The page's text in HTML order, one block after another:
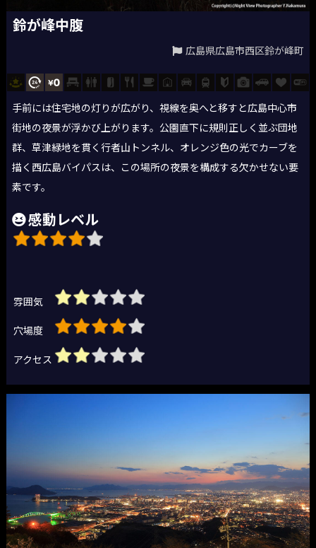
鈴が峰中腹
広島県広島市西区鈴が峰町
手前には住宅地の灯りが広がり、視線を奥へと移すと広島中心市
街地の夜景が浮かび上がります。公園直下に規則正しく並ぶ団地
群、草津緑地を貫く行者山トンネル、オレンジ色の光でカーブを
描く西広島バイパスは、この場所の夜景を構成する欠かせない要
素です。
感動レベル
雰囲気
穴場度
アクセス